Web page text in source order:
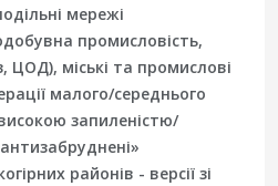
мережі
промисловість,
ЦОД), міські та промислові
малого/середнього
запиленістю/
районів - версії зі